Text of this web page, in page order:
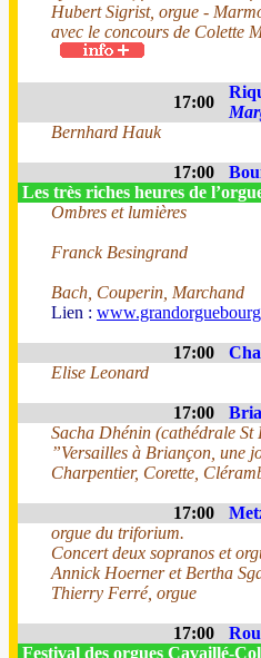
Hubert Sigrist, orgue -
avec le concours de Colette
17:00
Bernhard Hauk
17:00
Les très riches heures de
Ombres et lumières
Franck Besingrand
Bach, Couperin, Marchand
Lien :
17:00
Elise Leonard
17:00
Sacha Dhénin (cathédrale St
”Versailles à Briançon, une
Charpentier, Corette,
17:00
orgue du triforium.
Concert deux sopranos et
Annick Hoerner et Bertha
Thierry Ferré, orgue
17:00
Festival des orgues Cavaillé-